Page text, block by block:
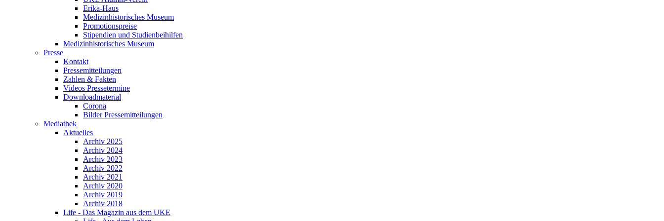
Erika-Haus
Medizinhistorisches Museum
Promotionspreise
Stipendien und Studienbeihilfen
Medizinhistorisches Museum
Presse
Kontakt
Pressemitteilungen
Zahlen & Fakten
Videos Pressetermine
Downloadmaterial
Corona
Bilder Pressemitteilungen
Mediathek
Aktuelles
Archiv 2025
Archiv 2024
Archiv 2023
Archiv 2022
Archiv 2021
Archiv 2020
Archiv 2019
Archiv 2018
Life - Das Magazin aus dem UKE